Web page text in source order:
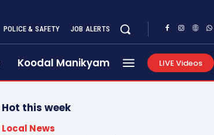
POLICE & SAFETY JOB ALERTS
Koodal Manikyam LIVE Videos
Hot this week
Local News